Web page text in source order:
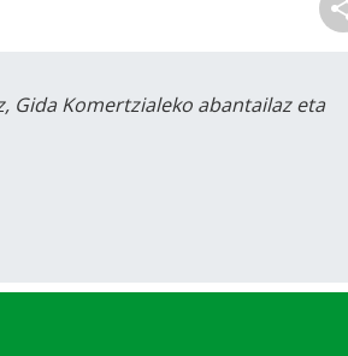
Gida Komertzialeko abantailaz eta